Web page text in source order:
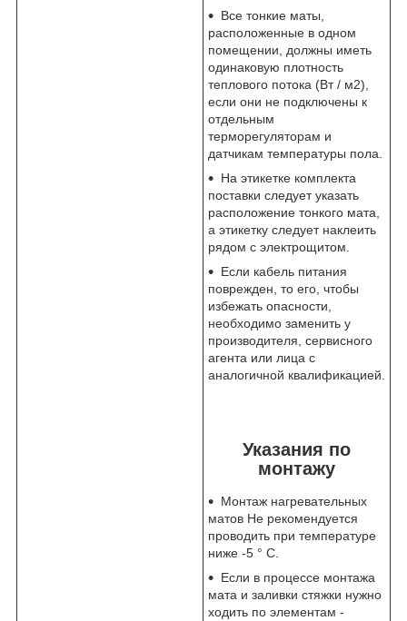
Все тонкие маты,
расположенные в одном
помещении, должны иметь
одинаковую плотность
теплового потока (Вт / м2),
если они не подключены к
отдельным
терморегуляторам и
датчикам температуры пола.
На этикетке комплекта
поставки следует указать
расположение тонкого мата,
а этикетку следует наклеить
рядом с электрощитом.
Если кабель питания
поврежден, то его, чтобы
избежать опасности,
необходимо заменить у
производителя, сервисного
агента или лица с
аналогичной квалификацией.
Указания по
монтажу
Монтаж нагревательных
матов Не рекомендуется
проводить при температуре
ниже -5 ° С.
Если в процессе монтажа
мата и заливки стяжки нужно
ходить по элементам -